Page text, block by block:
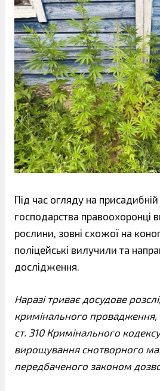
Під час огляду на присадибній
господарства правоохоронці
рослини, зовні схожої на
поліцейські вилучили та
дослідження.
Наразі триває досудове
кримінального провадження,
ст. 310 Кримінального
вирощування снотворного
передбаченого законом